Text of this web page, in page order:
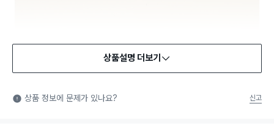
상품설명 더보기
상품 정보에 문제가 있나요? 신고